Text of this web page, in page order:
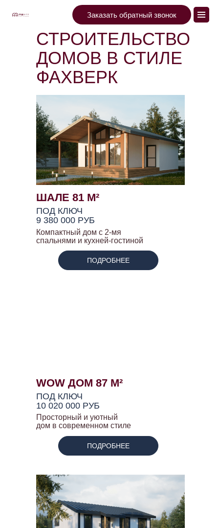
Заказать обратный звонок
WOW ДОМ 87 М²
ПОД КЛЮЧ
10 020 000 РУБ
Просторный и уютный
дом в современном стиле
ПОДРОБНЕЕ
ШАЛЕ 81 М²
ПОД КЛЮЧ
9 380 000 РУБ
Компактный дом с 2-мя
спальнями и кухней-гостиной
ПОДРОБНЕЕ
СТРОИТЕЛЬСТВО
ДОМОВ В СТИЛЕ
ФАХВЕРК